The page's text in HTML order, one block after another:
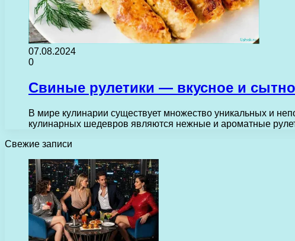
07.08.2024
0
Свиные рулетики — вкусное и
В мире кулинарии существует множество уникальных и
кулинарных шедевров являются нежные и ароматные
Свежие записи